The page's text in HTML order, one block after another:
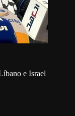
e Israel